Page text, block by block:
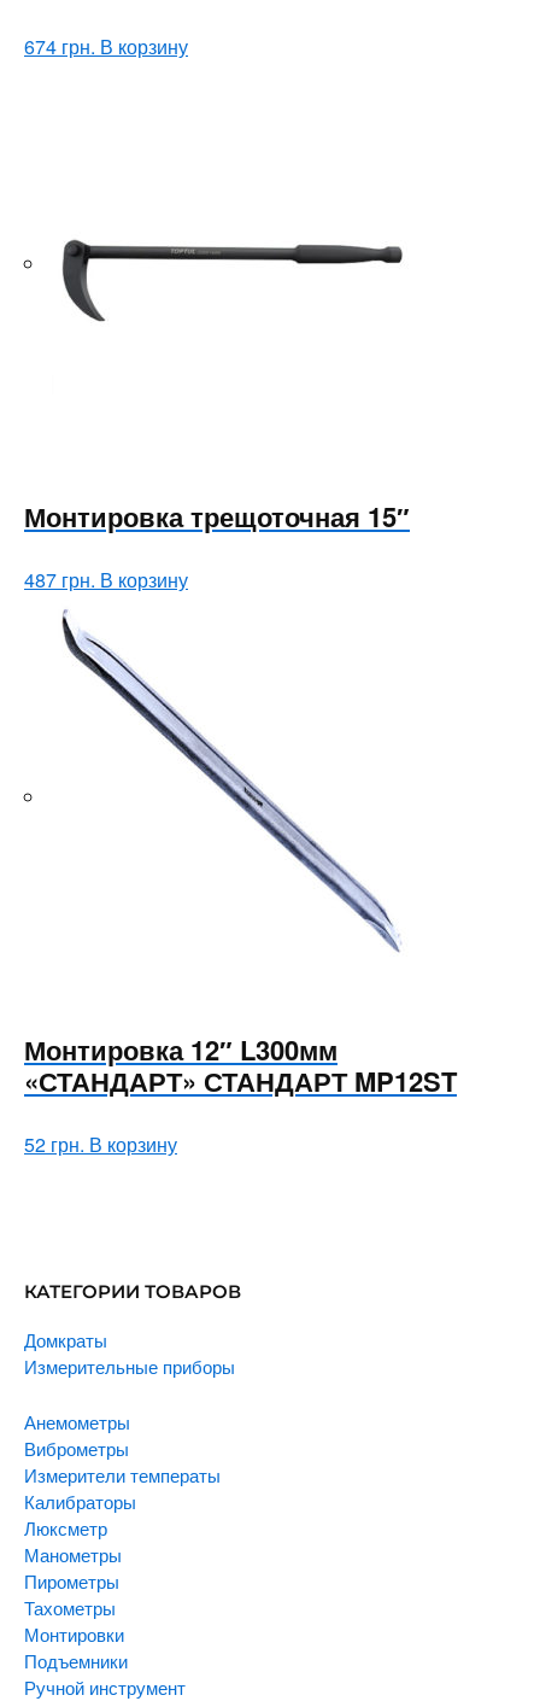
674 грн. В корзину
Монтировка трещоточная 15″
487 грн. В корзину
Монтировка 12″ L300мм
«СТАНДАРТ» СТАНДАРТ MP12ST
52 грн. В корзину
КАТЕГОРИИ ТОВАРОВ
Домкраты
Измерительные приборы
Анемометры
Виброметры
Измерители температы
Калибраторы
Люксметр
Манометры
Пирометры
Тахометры
Монтировки
Подъемники
Ручной инструмент